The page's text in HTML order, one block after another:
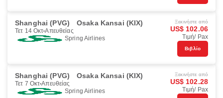
Shanghai (PVG) Osaka Kansai (KIX)
Τετ 14 Οκτ Απευθείας
Spring Airlines
Ξεκινήστε από
US$ 102.06
Τιμή/ Pax
Βιβλίο
Shanghai (PVG) Osaka Kansai (KIX)
Τετ 7 Οκτ Απευθείας
Spring Airlines
Ξεκινήστε από
US$ 102.28
Τιμή/ Pax